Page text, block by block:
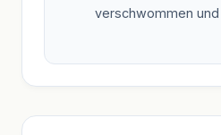
verschwommen und